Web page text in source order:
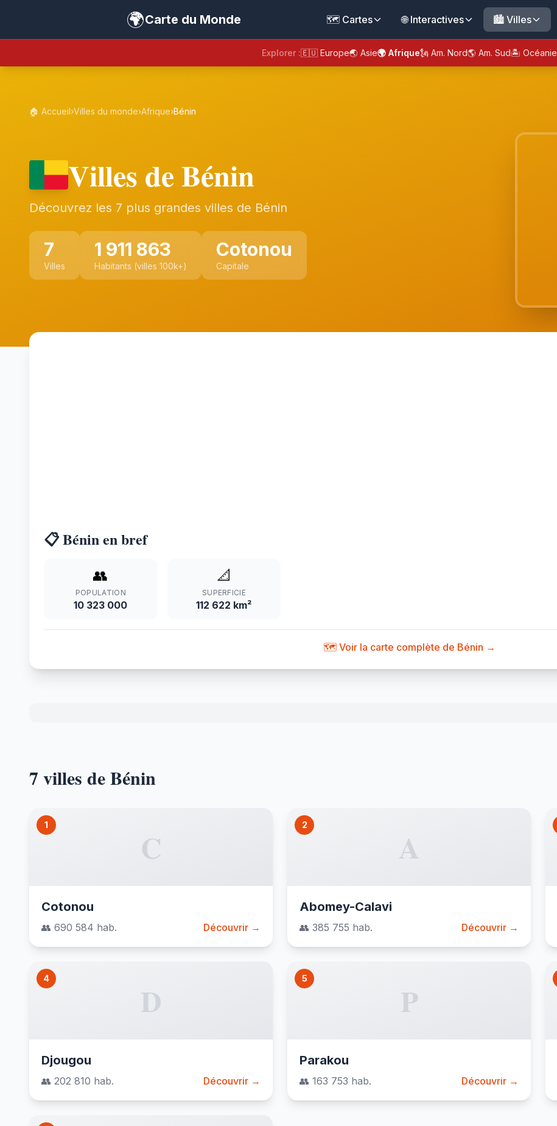
🌍Carte du Monde 🗺️ Cartes 🌐 Interactives 🏙️ Villes
Explorer :🇪🇺 Europe🌏 Asie🌍 Afrique🗽 Am. Nord🌎 Am. Sud🏝️ Océanie
🏠 Accueil›Villes du monde›Afrique›Bénin
Villes de Bénin
Découvrez les 7 plus grandes villes de Bénin
7
Villes
1 911 863
Habitants (villes 100k+)
Cotonou
Capitale
📋 Bénin en bref
👥
POPULATION
10 323 000
📐
SUPERFICIE
112 622 km²
🗺️ Voir la carte complète de Bénin →
7 villes de Bénin
1
C
Cotonou
👥 690 584 hab. Découvrir →
2
A
Abomey-Calavi
👥 385 755 hab. Découvrir →
4
D
Djougou
👥 202 810 hab. Découvrir →
5
P
Parakou
👥 163 753 hab. Découvrir →